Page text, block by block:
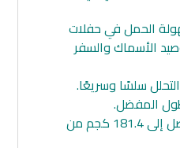
الحمل في حفلات
الأسماك والسفر
سلسًا وسريعًا.
المفضل.
• يمكن أن يتحمل وزن يصل إلى 181.4 كجم من